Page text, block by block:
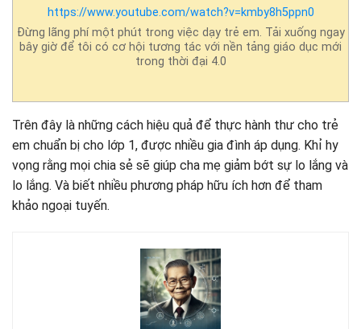
https://www.youtube.com/watch?v=kmby8h5ppn0
Đừng lãng phí một phút trong việc dạy trẻ em. Tải xuống ngay
bây giờ để tôi có cơ hội tương tác với nền tảng giáo dục mới
trong thời đại 4.0
Trên đây là những cách hiệu quả để thực hành thư cho trẻ
em chuẩn bị cho lớp 1, được nhiều gia đình áp dụng. Khỉ hy
vọng rằng mọi chia sẻ sẽ giúp cha mẹ giảm bớt sự lo lắng và
lo lắng. Và biết nhiều phương pháp hữu ích hơn để tham
khảo ngoại tuyến.